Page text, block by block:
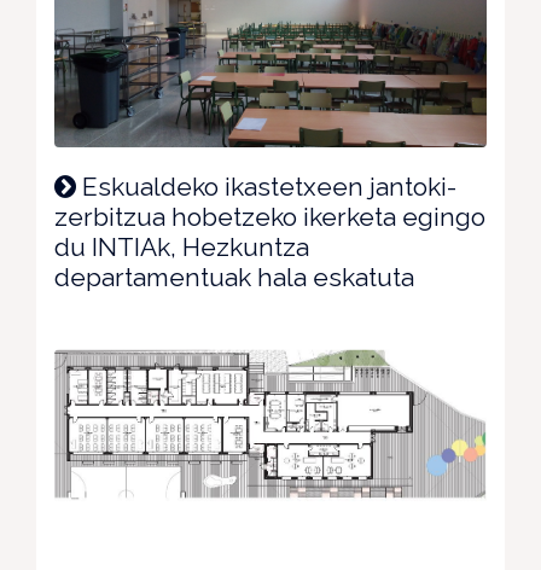
Eskualdeko ikastetxeen jantoki-
zerbitzua hobetzeko ikerketa egingo
du INTIAk, Hezkuntza
departamentuak hala eskatuta